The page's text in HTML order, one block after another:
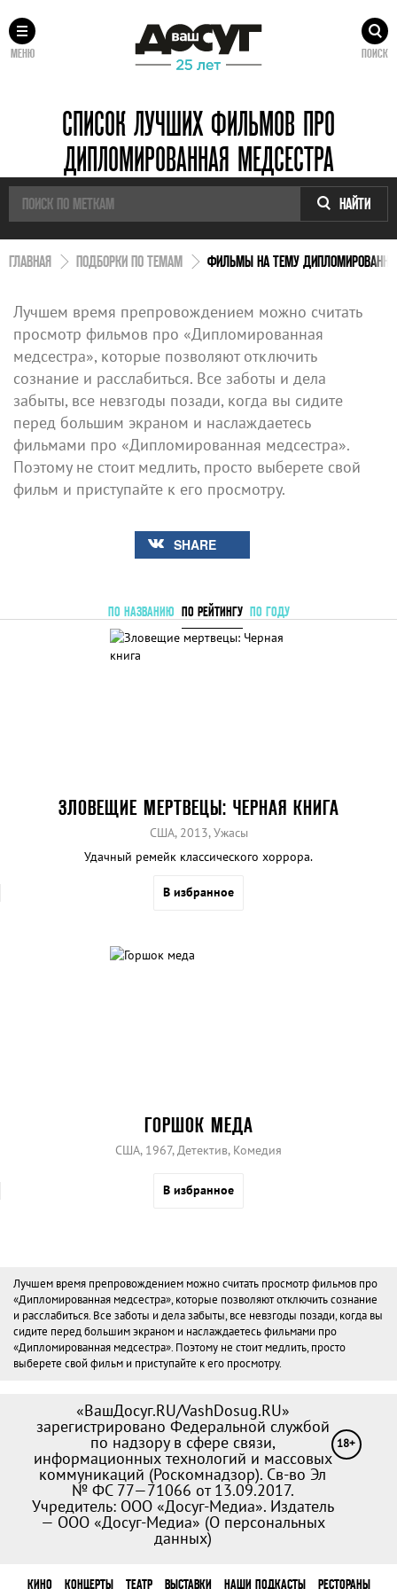
МЕНЮ ПОИСК
СПИСОК ЛУЧШИХ ФИЛЬМОВ ПРО
ДИПЛОМИРОВАННАЯ МЕДСЕСТРА
НАЙТИ
ГЛАВНАЯ ПОДБОРКИ ПО ТЕМАМ ФИЛЬМЫ НА ТЕМУ
Лучшем время препровождением можно считать
просмотр фильмов про «Дипломированная
медсестра», которые позволяют отключить
сознание и расслабиться. Все заботы и дела
забыты, все невзгоды позади, когда вы сидите
перед большим экраном и наслаждаетесь
фильмами про «Дипломированная медсестра».
Поэтому не стоит медлить, просто выберете свой
фильм и приступайте к его просмотру.
SHARE
ПО НАЗВАНИЮ ПО РЕЙТИНГУ ПО ГОДУ
ЗЛОВЕЩИЕ МЕРТВЕЦЫ: ЧЕРНАЯ КНИГА
США, 2013, Ужасы
Удачный ремейк классического хоррора.
В избранное
ГОРШОК МЕДА
США, 1967, Детектив, Комедия
В избранное
Лучшем время препровождением можно считать просмотр фильмов про
«Дипломированная медсестра», которые позволяют отключить сознание
и расслабиться. Все заботы и дела забыты, все невзгоды позади, когда вы
сидите перед большим экраном и наслаждаетесь фильмами про
«Дипломированная медсестра». Поэтому не стоит медлить, просто
выберете свой фильм и приступайте к его просмотру.
«ВашДосуг.RU/VashDosug.RU»
зарегистрировано Федеральной службой
по надзору в сфере связи,
информационных технологий и массовых
коммуникаций (Роскомнадзор). Св-во Эл
№ ФС 77—71066 от 13.09.2017.
Учредитель: ООО «Досуг-Медиа». Издатель
— ООО «Досуг-Медиа» (О персональных
данных)
18+
КИНО КОНЦЕРТЫ ТЕАТР ВЫСТАВКИ НАШИ ПОДКАСТЫ РЕСТОРАНЫ